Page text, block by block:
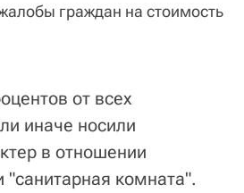
граждан на стоимость
от всех
иначе носили
в отношении
"санитарная комната".